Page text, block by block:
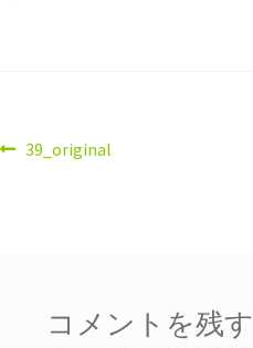
39_original
コメントを残す